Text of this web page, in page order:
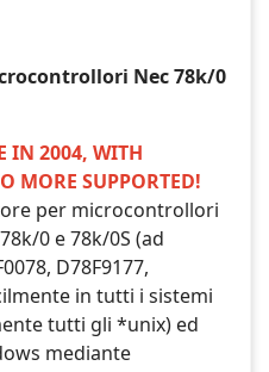
Nec 78k/0
IN 2004, WITH
MORE SUPPORTED!
per microcontrollori
0 e 78k/0S (ad
D78F9177,
in tutti i sistemi
tutti gli *unix) ed
mediante